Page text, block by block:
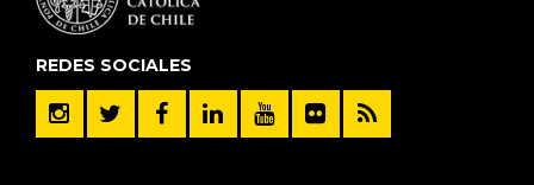
REDES SOCIALES